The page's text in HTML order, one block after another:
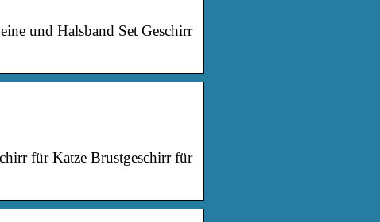
und Halsband Set Geschirr
für Katze Brustgeschirr für